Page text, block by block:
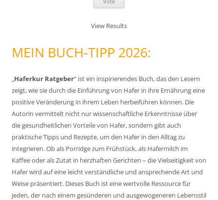
View Results
MEIN BUCH-TIPP 2026:
Haferkur Ratgeber“ ist ein inspirierendes Buch, das den Lesern
zeigt, wie sie durch die Einführung von Hafer in ihre Ernährung eine
positive Veränderung in ihrem Leben herbeiführen können. Die
Autorin vermittelt nicht nur wissenschaftliche Erkenntnisse über
die gesundheitlichen Vorteile von Hafer, sondern gibt auch
praktische Tipps und Rezepte, um den Hafer in den Alltag zu
integrieren. Ob als Porridge zum Frühstück, als Hafermilch im
Kaffee oder als Zutat in herzhaften Gerichten – die Vielseitigkeit von
Hafer wird auf eine leicht verständliche und ansprechende Art und
Weise präsentiert. Dieses Buch ist eine wertvolle Ressource für
jeden, der nach einem gesünderen und ausgewogeneren Lebensstil